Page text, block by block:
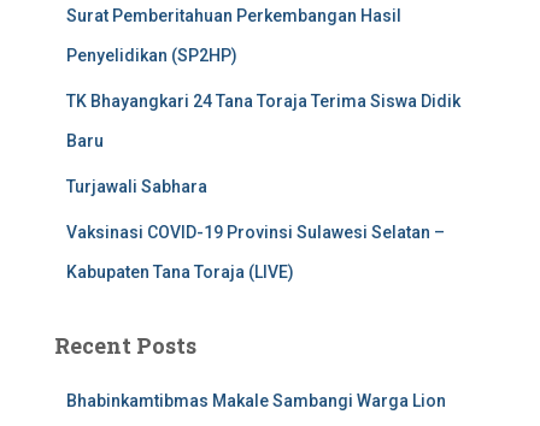
Surat Pemberitahuan Perkembangan Hasil
Penyelidikan (SP2HP)
TK Bhayangkari 24 Tana Toraja Terima Siswa Didik
Baru
Turjawali Sabhara
Vaksinasi COVID-19 Provinsi Sulawesi Selatan –
Kabupaten Tana Toraja (LIVE)
Recent Posts
Bhabinkamtibmas Makale Sambangi Warga Lion